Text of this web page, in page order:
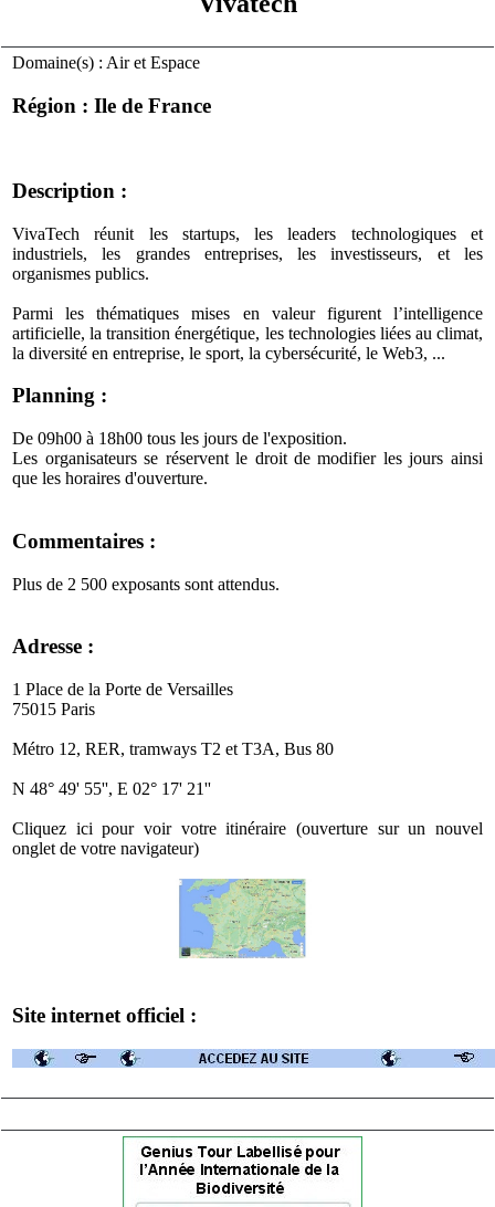
Domaine(s) : Air et Espace
Région : Ile de France
Description :
VivaTech réunit les startups, les leaders technologiques et
industriels, les grandes entreprises, les investisseurs, et les
organismes publics.
Parmi les thématiques mises en valeur figurent l’intelligence
artificielle, la transition énergétique, les technologies liées au climat,
la diversité en entreprise, le sport, la cybersécurité, le Web3, ...
Planning :
De 09h00 à 18h00 tous les jours de l'exposition.
Les organisateurs se réservent le droit de modifier les jours ainsi
que les horaires d'ouverture.
Commentaires :
Plus de 2 500 exposants sont attendus.
Adresse :
1 Place de la Porte de Versailles
75015 Paris
Métro 12, RER, tramways T2 et T3A, Bus 80
N 48° 49' 55'', E 02° 17' 21''
Cliquez ici pour voir votre itinéraire (ouverture sur un nouvel
onglet de votre navigateur)
Site internet officiel :